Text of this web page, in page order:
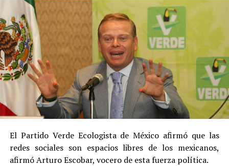
El Partido Verde Ecologista de México afirmó que las
redes sociales son espacios libres de los mexicanos,
afirmó Arturo Escobar, vocero de esta fuerza política.